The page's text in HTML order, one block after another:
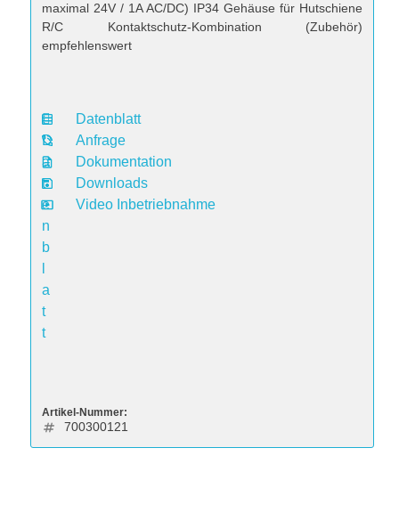
maximal 24V / 1A AC/DC) IP34 Gehäuse für Hutschiene
R/C Kontaktschutz-Kombination (Zubehör)
empfehlenswert
D
a
t
e
n
b
a
t
t
Datenblatt
Anfrage
Dokumentation
Downloads
Video Inbetriebnahme
Artikel-Nummer:
700300121